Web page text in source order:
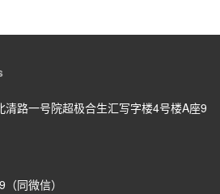
清路一号院超极合生汇写字楼4号楼A座9
同微信）